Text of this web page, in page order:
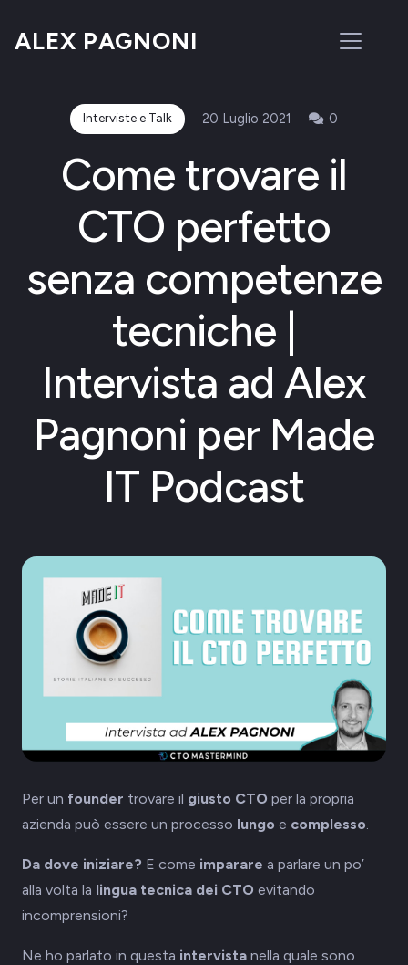
ALEX PAGNONI
Interviste e Talk 20 Luglio 2021 0
Come trovare il
CTO perfetto
senza competenze
tecniche |
Intervista ad Alex
Pagnoni per Made
IT Podcast
Per un founder trovare il giusto CTO per la propria
azienda può essere un processo lungo e complesso.
Da dove iniziare? E come imparare a parlare un po’
alla volta la lingua tecnica dei CTO evitando
incomprensioni?
Ne ho parlato in questa intervista nella quale sono